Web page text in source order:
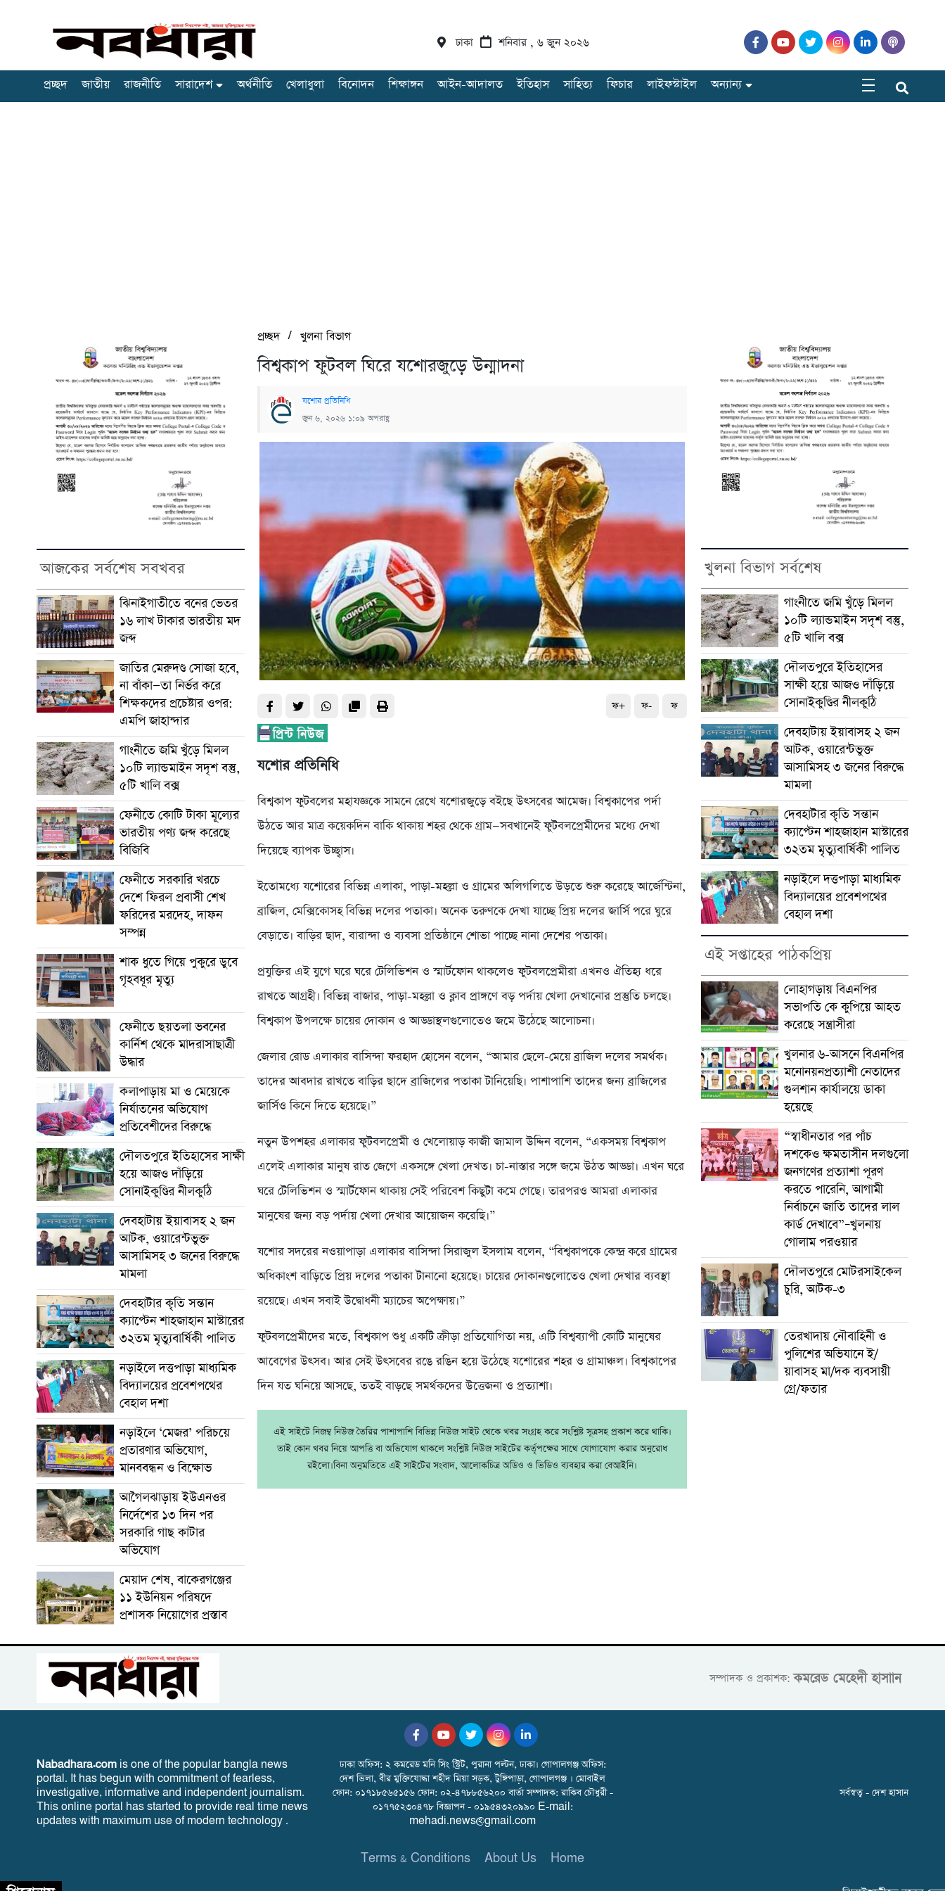
ঢাকা শনিবার , ৬ জুন ২০২৬
প্রচ্ছদ জাতীয় রাজনীতি সারাদেশ অর্থনীতি খেলাধুলা বিনোদন শিক্ষাঙ্গন আইন-আদালত ইতিহাস সাহিত্য ফিচার লাইফস্টাইল অন্যান্য
আজকের সর্বশেষ সবখবর
ঝিনাইগাতীতে বনের ভেতর
১৬ লাখ টাকার ভারতীয় মদ
জব্দ
জাতির মেরুদণ্ড সোজা হবে,
না বাঁকা—তা নির্ভর করে
শিক্ষকদের প্রচেষ্টার ওপর:
এমপি জাহান্দার
গাংনীতে জমি খুঁড়ে মিলল
১০টি ল্যান্ডমাইন সদৃশ বস্তু,
৫টি খালি বক্স
ফেনীতে কোটি টাকা মূল্যের
ভারতীয় পণ্য জব্দ করেছে
বিজিবি
ফেনীতে সরকারি খরচে
দেশে ফিরল প্রবাসী শেখ
ফরিদের মরদেহ, দাফন
সম্পন্ন
শাক ধুতে গিয়ে পুকুরে ডুবে
গৃহবধূর মৃত্যু
ফেনীতে ছয়তলা ভবনের
কার্নিশ থেকে মাদরাসাছাত্রী
উদ্ধার
কলাপাড়ায় মা ও মেয়েকে
নির্যাতনের অভিযোগ
প্রতিবেশীদের বিরুদ্ধে
দৌলতপুরে ইতিহাসের সাক্ষী
হয়ে আজও দাঁড়িয়ে
সোনাইকুণ্ডির নীলকুঠি
দেবহাটায় ইয়াবাসহ ২ জন
আটক, ওয়ারেন্টভুক্ত
আসামিসহ ৩ জনের বিরুদ্ধে
মামলা
দেবহাটার কৃতি সন্তান
ক্যাপ্টেন শাহজাহান মাস্টারের
৩২তম মৃত্যুবার্ষিকী পালিত
নড়াইলে দত্তপাড়া মাধ্যমিক
বিদ্যালয়ের প্রবেশপথের
বেহাল দশা
নড়াইলে ‘মেজর’ পরিচয়ে
প্রতারণার অভিযোগ,
মানববন্ধন ও বিক্ষোভ
আগৈলঝাড়ায় ইউএনওর
নির্দেশের ১৩ দিন পর
সরকারি গাছ কাটার
অভিযোগ
মেয়াদ শেষ, বাকেরগঞ্জের
১১ ইউনিয়ন পরিষদে
প্রশাসক নিয়োগের প্রস্তাব
প্রচ্ছদ/খুলনা বিভাগ
বিশ্বকাপ ফুটবল ঘিরে যশোরজুড়ে উন্মাদনা
যশোর প্রতিনিধি
জুন ৬, ২০২৬ ১:০৯ অপরাহ্ণ
ফ+ ফ- ফ
যশোর প্রতিনিধি
বিশ্বকাপ ফুটবলের মহাযজ্ঞকে সামনে রেখে যশোরজুড়ে বইছে উৎসবের আমেজ। বিশ্বকাপের পর্দা
উঠতে আর মাত্র কয়েকদিন বাকি থাকায় শহর থেকে গ্রাম—সবখানেই ফুটবলপ্রেমীদের মধ্যে দেখা
দিয়েছে ব্যাপক উচ্ছ্বাস।
ইতোমধ্যে যশোরের বিভিন্ন এলাকা, পাড়া-মহল্লা ও গ্রামের অলিগলিতে উড়তে শুরু করেছে আর্জেন্টিনা,
ব্রাজিল, মেক্সিকোসহ বিভিন্ন দলের পতাকা। অনেক তরুণকে দেখা যাচ্ছে প্রিয় দলের জার্সি পরে ঘুরে
বেড়াতে। বাড়ির ছাদ, বারান্দা ও ব্যবসা প্রতিষ্ঠানে শোভা পাচ্ছে নানা দেশের পতাকা।
প্রযুক্তির এই যুগে ঘরে ঘরে টেলিভিশন ও স্মার্টফোন থাকলেও ফুটবলপ্রেমীরা এখনও ঐতিহ্য ধরে
রাখতে আগ্রহী। বিভিন্ন বাজার, পাড়া-মহল্লা ও ক্লাব প্রাঙ্গণে বড় পর্দায় খেলা দেখানোর প্রস্তুতি চলছে।
বিশ্বকাপ উপলক্ষে চায়ের দোকান ও আড্ডাস্থলগুলোতেও জমে উঠেছে আলোচনা।
জেলার রোড এলাকার বাসিন্দা ফরহাদ হোসেন বলেন, “আমার ছেলে-মেয়ে ব্রাজিল দলের সমর্থক।
তাদের আবদার রাখতে বাড়ির ছাদে ব্রাজিলের পতাকা টানিয়েছি। পাশাপাশি তাদের জন্য ব্রাজিলের
জার্সিও কিনে দিতে হয়েছে।”
নতুন উপশহর এলাকার ফুটবলপ্রেমী ও খেলোয়াড় কাজী জামাল উদ্দিন বলেন, “একসময় বিশ্বকাপ
এলেই এলাকার মানুষ রাত জেগে একসঙ্গে খেলা দেখত। চা-নাস্তার সঙ্গে জমে উঠত আড্ডা। এখন ঘরে
ঘরে টেলিভিশন ও স্মার্টফোন থাকায় সেই পরিবেশ কিছুটা কমে গেছে। তারপরও আমরা এলাকার
মানুষের জন্য বড় পর্দায় খেলা দেখার আয়োজন করেছি।”
যশোর সদরের নওয়াপাড়া এলাকার বাসিন্দা সিরাজুল ইসলাম বলেন, “বিশ্বকাপকে কেন্দ্র করে গ্রামের
অধিকাংশ বাড়িতে প্রিয় দলের পতাকা টানানো হয়েছে। চায়ের দোকানগুলোতেও খেলা দেখার ব্যবস্থা
রয়েছে। এখন সবাই উদ্বোধনী ম্যাচের অপেক্ষায়।”
ফুটবলপ্রেমীদের মতে, বিশ্বকাপ শুধু একটি ক্রীড়া প্রতিযোগিতা নয়, এটি বিশ্বব্যাপী কোটি মানুষের
আবেগের উৎসব। আর সেই উৎসবের রঙে রঙিন হয়ে উঠেছে যশোরের শহর ও গ্রামাঞ্চল। বিশ্বকাপের
দিন যত ঘনিয়ে আসছে, ততই বাড়ছে সমর্থকদের উত্তেজনা ও প্রত্যাশা।
এই সাইটে নিজম্ব নিউজ তৈরির পাশাপাশি বিভিন্ন নিউজ সাইট থেকে খবর সংগ্রহ করে সংশ্লিষ্ট সূত্রসহ প্রকাশ করে থাকি।
তাই কোন খবর নিয়ে আপত্তি বা অভিযোগ থাকলে সংশ্লিষ্ট নিউজ সাইটের কর্তৃপক্ষের সাথে যোগাযোগ করার অনুরোধ
রইলো।বিনা অনুমতিতে এই সাইটের সংবাদ, আলোকচিত্র অডিও ও ভিডিও ব্যবহার করা বেআইনি।
খুলনা বিভাগ সর্বশেষ
গাংনীতে জমি খুঁড়ে মিলল
১০টি ল্যান্ডমাইন সদৃশ বস্তু,
৫টি খালি বক্স
দৌলতপুরে ইতিহাসের
সাক্ষী হয়ে আজও দাঁড়িয়ে
সোনাইকুণ্ডির নীলকুঠি
দেবহাটায় ইয়াবাসহ ২ জন
আটক, ওয়ারেন্টভুক্ত
আসামিসহ ৩ জনের বিরুদ্ধে
মামলা
দেবহাটার কৃতি সন্তান
ক্যাপ্টেন শাহজাহান মাস্টারের
৩২তম মৃত্যুবার্ষিকী পালিত
নড়াইলে দত্তপাড়া মাধ্যমিক
বিদ্যালয়ের প্রবেশপথের
বেহাল দশা
এই সপ্তাহের পাঠকপ্রিয়
লোহাগড়ায় বিএনপির
সভাপতি কে কুপিয়ে আহত
করেছে সন্ত্রাসীরা
খুলনার ৬-আসনে বিএনপির
মনোনয়নপ্রত্যাশী নেতাদের
গুলশান কার্যালয়ে ডাকা
হয়েছে
“স্বাধীনতার পর পাঁচ
দশকেও ক্ষমতাসীন দলগুলো
জনগণের প্রত্যাশা পূরণ
করতে পারেনি, আগামী
নির্বাচনে জাতি তাদের লাল
কার্ড দেখাবে”–খুলনায়
গোলাম পরওয়ার
দৌলতপুরে মোটরসাইকেল
চুরি, আটক-৩
তেরখাদায় নৌবাহিনী ও
পুলিশের অভিযানে ই/
য়াবাসহ মা/দক ব্যবসায়ী
গ্রে/ফতার
সম্পাদক ও প্রকাশক:কমরেড মেহেদী হাসাান
Nabadhara.com is one of the popular bangla news
portal. It has begun with commitment of fearless,
investigative, informative and independent journalism.
This online portal has started to provide real time news
updates with maximum use of modern technology .
ঢাকা অফিস: ২ কমরেড মনি সিং স্ট্রিট, পুরানা পল্টন, ঢাকা। গোপালগঞ্জ অফিস:
দেশ ভিলা, বীর মুক্তিযোদ্ধা শহীদ মিয়া সড়ক, টুঙ্গিপাড়া, গোপালগঞ্জ । মোবাইল
ফোন: ০১৭১৮৫৬৫১৫৬ ফোন: ০২-৪৭৮৮৫৬২০০ বার্তা সম্পাদক: রাকিব চৌধুরী -
০১৭৭৫২৩০৪৭৮ বিজ্ঞাপন - ০১৯৫৪৩২০৯৯০ E-mail:
mehadi.news@gmail.com
Terms & Conditions About Us Home
সর্বস্বত্ব - দেশ হাসান